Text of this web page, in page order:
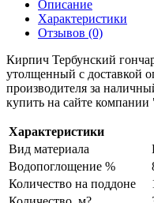
Описание
Характеристики
Отзывов (0)
Кирпич Тербунский
утолщенный с доставкой
производителя за
купить на сайте
Характеристики
Вид материала
Водопоглощение %
Количество на поддоне